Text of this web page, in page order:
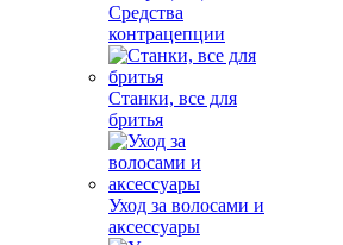
Средства
контрацепции
Станки, все для
бритья
Уход за волосами и
аксессуары